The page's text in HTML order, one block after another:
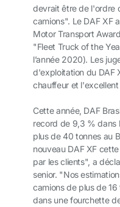
devrait être de
camions". Le DAF XF
Motor Transport
"Fleet Truck of the
l’année 2020). Les
d'exploitation du DAF
chauffeur et
Cette année, DAF
record de 9,3 % dans
plus de 40 tonnes au
nouveau DAF XF
par les clients", a
senior. "Nos
camions de plus de
dans une fourchette